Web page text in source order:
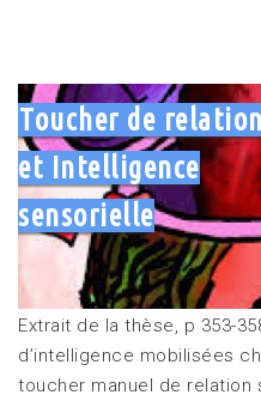
Toucher de relation
et Intelligence
sensorielle
Extrait de la thèse, p 353-
d’intelligence mobilisées
toucher manuel de relation